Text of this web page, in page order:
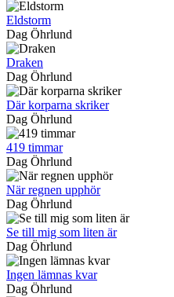
Eldstorm
Dag Öhrlund
Draken
Dag Öhrlund
Där korparna skriker
Dag Öhrlund
419 timmar
Dag Öhrlund
När regnen upphör
Dag Öhrlund
Se till mig som liten är
Dag Öhrlund
Ingen lämnas kvar
Dag Öhrlund